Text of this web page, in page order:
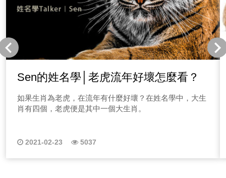
Sen的姓名學│老虎流年好壞怎麼看？
如果生肖為老虎，在流年有什麼好壞？在姓名學中，大生
肖有四個，老虎便是其中一個大生肖。
2021-02-23 5037